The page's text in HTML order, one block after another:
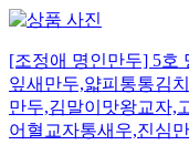
[조정애 명인만두] 5호
잎새만두,얇피통통김
만두,김말이맛왕교자,
어혈교자통새우,진심